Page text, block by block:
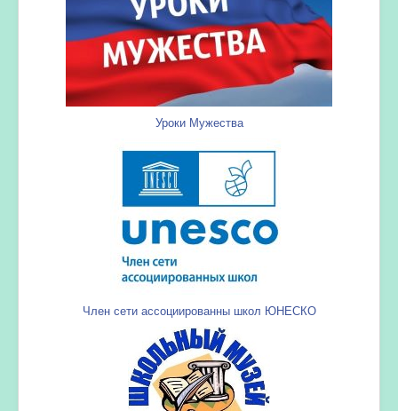
Уроки Мужества
Член сети ассоциированны школ ЮНЕСКО